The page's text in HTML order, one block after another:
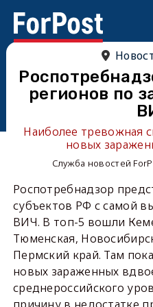
регионов по
Наиболее тревожная
новых
Служба новостей
Роспотребнадзор
субъектов РФ с самой
ВИЧ. В топ-5 вошли
Тюменская,
Пермский край. Там
новых зараженных
среднероссийского